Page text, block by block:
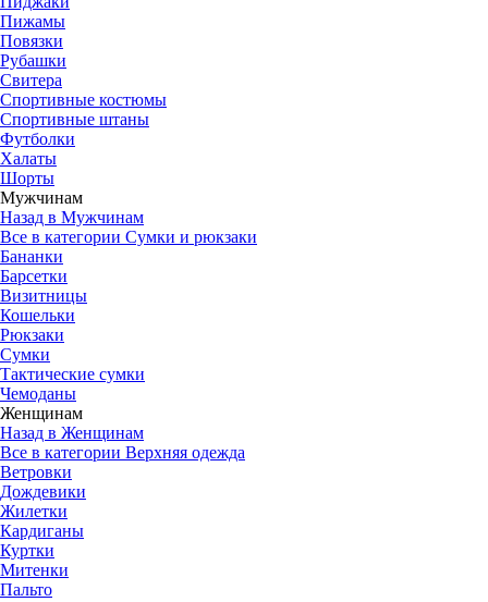
Пижамы
Повязки
Рубашки
Свитера
Спортивные костюмы
Спортивные штаны
Футболки
Халаты
Шорты
Мужчинам
Назад в Мужчинам
Все в категории Сумки и рюкзаки
Бананки
Барсетки
Визитницы
Кошельки
Рюкзаки
Сумки
Тактические сумки
Чемоданы
Женщинам
Назад в Женщинам
Все в категории Верхняя одежда
Ветровки
Дождевики
Жилетки
Кардиганы
Куртки
Митенки
Пальто